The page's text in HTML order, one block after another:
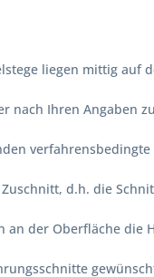
liegen mittig auf
nach Ihren Angaben
d.h. die
der Oberfläche die